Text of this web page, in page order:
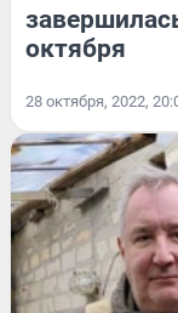
октября
28 октября, 2022,